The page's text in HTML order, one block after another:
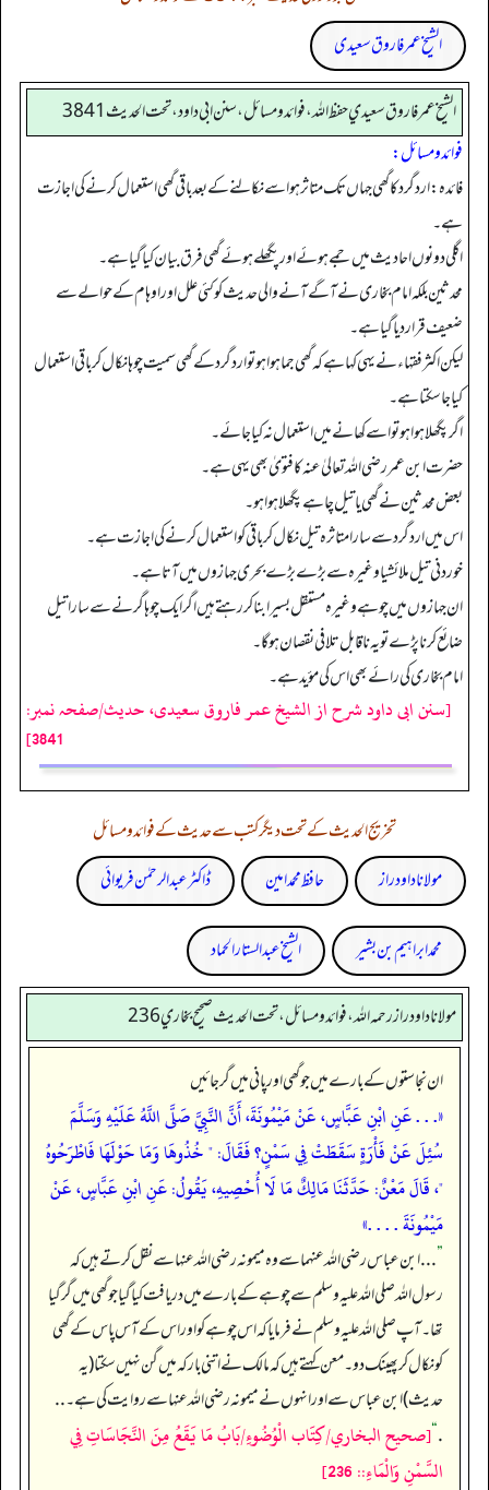
الشیخ عمر فاروق سعیدی
الشيخ عمر فاروق سعيدي حفظ الله، فوائد و مسائل، سنن ابي داود ، تحت الحديث 3841
فوائد ومسائل:
فائدہ: ارد گرد کا گھی جہاں تک متاثر ہو اسے نکالنے کے بعد باقی گھی استعمال کرنے کی اجازت
ہے۔
اگلی دونوں احادیث میں جمے ہوئے اور پگھلے ہوئے گھی فرق بیان کیا گیا ہے۔
محدثین بلکہ امام بخاری نے آگے آنے والی حدیث کو کئی علل اور اوہام کے حوالے سے
ضعیف قرار دیا گیا ہے۔
لیکن اکثر فقہاء نے یہی کہا ہےکہ گھی جما ہوا ہو تو ارد گرد کے گھی سمیت چوہا نکال کر باقی استعمال
کیا جا سکتا ہے۔
اگر پگھلا ہوا ہو تو اسے کھانے میں استعمال نہ کیا جائے۔
حضرت ابن عمر رضی اللہ تعالیٰ عنہ کا فتویٰ بھی یہی ہے۔
بعض محدثین نے گھی یاتیل چاہے پگھلا ہوا ہو۔
اس میں اردگرد سے سارا متاثرہ تیل نکال کر باقی کو استعمال کرنے کی اجازت ہے۔
خوردنی تیل ملائشیا وغیرہ سے بڑے بڑے بحری جہازوں میں آتا ہے۔
ان جہازوں میں چوہے وغیرہ مستقل بسیرا بنا کر رہتے ہیں اگر ایک چوہا گرنے سے سارا تیل
ضائع کرنا پڑے تو یہ ناقابل تلافی نقصان ہوگا۔
امام بخاری کی رائے بھی اس کی مؤید ہے۔
[سنن ابی داود شرح از الشیخ عمر فاروق سعیدی، حدیث/صفحہ نمبر:
3841]
تخریج الحدیث کے تحت دیگر کتب سے حدیث کے فوائد و مسائل
مولانا داود راز
حافظ محمد امین ڈاکٹر عبدالرحمٰن فریوائی
محمد ابراہیم بن بشیر الشیخ عبدالستار الحماد
مولانا داود راز رحمه الله، فوائد و مسائل، تحت الحديث صحيح بخاري 236
ان نجاستوں کے بارے میں جو گھی اور پانی میں گر جائیں
«. . . عَنِ ابْنِ عَبَّاسٍ، عَنْ مَيْمُونَةَ، أَنَّ النَّبِيَّ صَلَّى اللَّهُ عَلَيْهِ وَسَلَّمَ
سُئِلَ عَنْ فَأْرَةٍ سَقَطَتْ فِي سَمْنٍ؟ فَقَالَ: " خُذُوهَا وَمَا حَوْلَهَا فَاطْرَحُوهُ
"، قَالَ مَعْنٌ: حَدَّثَنَا مَالِكٌ مَا لَا أُحْصِيهِ، يَقُولُ: عَنِ ابْنِ عَبَّاسٍ، عَنْ
مَيْمُونَةَ . . . .»
”. . . ابن عباس رضی اللہ عنہما سے وہ میمونہ رضی اللہ عنہا سے نقل کرتے ہیں کہ
رسول اللہ صلی اللہ علیہ وسلم سے چوہے کے بارے میں دریافت کیا گیا جو گھی میں گر گیا
تھا۔ آپ صلی اللہ علیہ وسلم نے فرمایا کہ اس چوہے کو اور اس کے آس پاس کے گھی
کو نکال کر پھینک دو۔ معن کہتے ہیں کہ مالک نے اتنی بار کہ میں گن نہیں سکتا (یہ
حدیث) ابن عباس سے اور انہوں نے میمونہ رضی اللہ عنہا سے روایت کی ہے۔ . .
.
“[صحيح البخاري/كِتَاب الْوُضُوءِ/بَابُ مَا يَقَعُ مِنَ النَّجَاسَاتِ فِي
السَّمْنِ وَالْمَاءِ:: 236]